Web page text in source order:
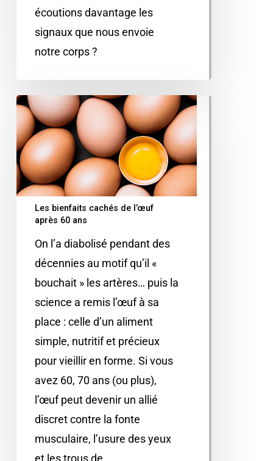
écoutions davantage les
signaux que nous envoie
notre corps ?
Les bienfaits cachés de l’œuf
après 60 ans
On l’a diabolisé pendant des
décennies au motif qu’il «
bouchait » les artères… puis la
science a remis l’œuf à sa
place : celle d’un aliment
simple, nutritif et précieux
pour vieillir en forme. Si vous
avez 60, 70 ans (ou plus),
l’œuf peut devenir un allié
discret contre la fonte
musculaire, l’usure des yeux
et les trous de…